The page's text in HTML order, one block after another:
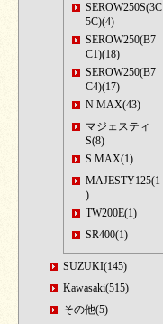
SEROW250S(3C
5C)(4)
SEROW250(B7
C1)(18)
SEROW250(B7
C4)(17)
N MAX(43)
マジェスティ
S(8)
S MAX(1)
MAJESTY125(1
)
TW200E(1)
SR400(1)
SUZUKI(145)
Kawasaki(515)
その他(5)